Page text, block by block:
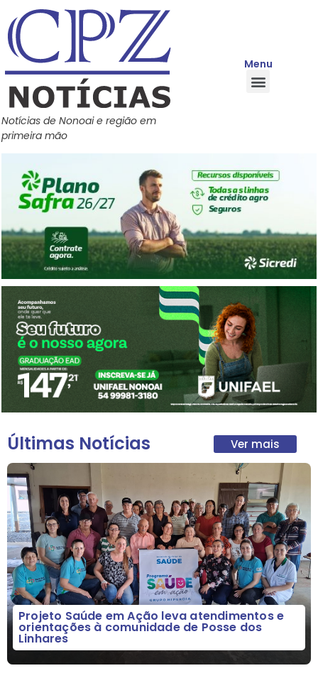
Notícias de Nonoai e região em
primeira mão
Menu
Últimas Notícias Ver mais
Projeto Saúde em Ação leva atendimentos e
orientações à comunidade de Posse dos
Linhares